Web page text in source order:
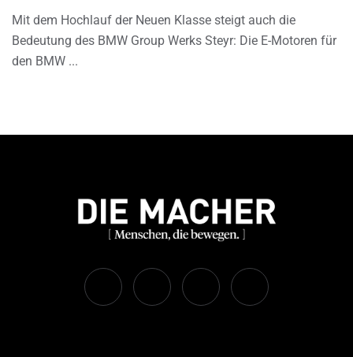
Mit dem Hochlauf der Neuen Klasse steigt auch die
Bedeutung des BMW Group Werks Steyr: Die E-Motoren für
den BMW